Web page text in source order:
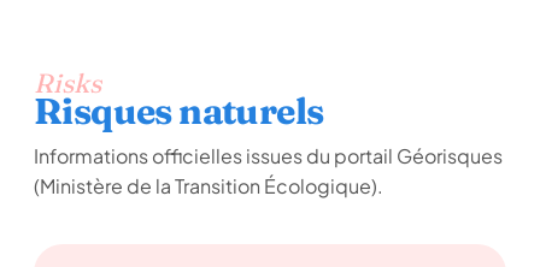
Risks
Risques naturels
Informations officielles issues du portail Géorisques
(Ministère de la Transition Écologique).